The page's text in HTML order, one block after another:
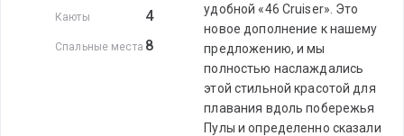
Каюты 4
Спальные места 8
удобной «46 Cruiser». Это
новое дополнение к нашему
предложению, и мы
полностью наслаждались
этой стильной красотой для
плавания вдоль побережья
Пулы и определенно сказали